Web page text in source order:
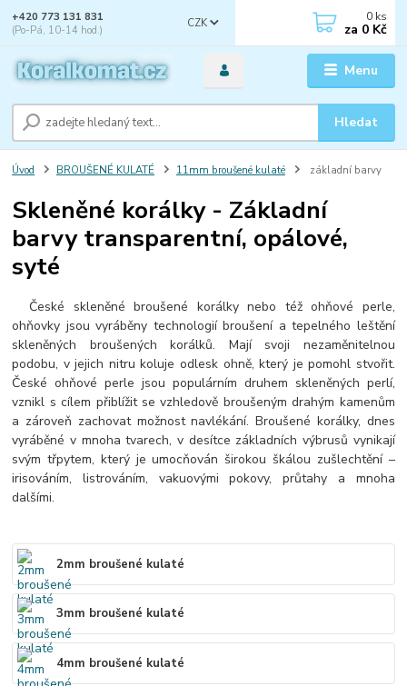
Menu
CZK
Hledat
+420 773 131 831
(Po-Pá, 10-14 hod.)
0 ks
za 0 Kč
Úvod BROUŠENÉ KULATÉ 11mm broušené kulaté základní barvy
Skleněné korálky - Základní
barvy transparentní, opálové,
syté
České skleněné broušené korálky nebo též ohňové perle,
ohňovky jsou vyráběny technologií broušení a tepelného leštění
skleněných broušených korálků. Mají svoji nezaměnitelnou
podobu, v jejich nitru koluje odlesk ohně, který je pomohl stvořit.
České ohňové perle jsou populárním druhem skleněných perlí,
vznikl s cílem přiblížit se vzhledově broušeným drahým kamenům
a zároveň zachovat možnost navlékání. Broušené korálky, dnes
vyráběné v mnoha tvarech, v desítce základních výbrusů vynikají
svým třpytem, který je umocňován širokou škálou zušlechtění –
irisováním, listrováním, vakuovými pokovy, průtahy a mnoha
dalšími.
2mm broušené kulaté
3mm broušené kulaté
4mm broušené kulaté